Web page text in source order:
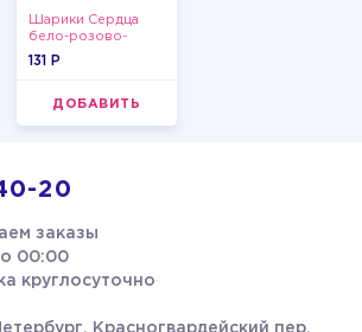
Шарики Сердца
бело-розово-
красные
131 P
ДОБАВИТЬ
20
заказы
00:00
круглосуточно
Красногвардейский пер.